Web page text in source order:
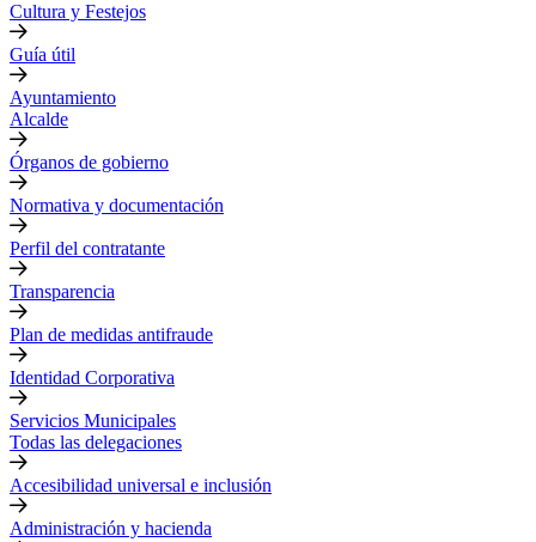
Cultura y Festejos
Guía útil
Ayuntamiento
Alcalde
Órganos de gobierno
Normativa y documentación
Perfil del contratante
Transparencia
Plan de medidas antifraude
Identidad Corporativa
Servicios Municipales
Todas las delegaciones
Accesibilidad universal e inclusión
Administración y hacienda